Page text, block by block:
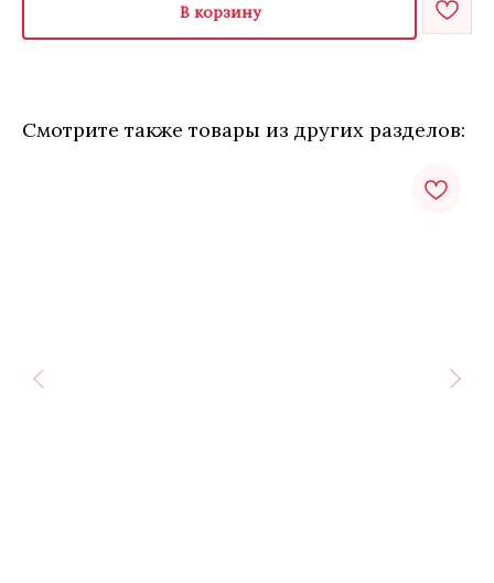
В корзину
Смотрите также товары из других разделов: